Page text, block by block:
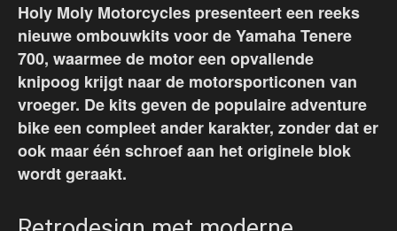
Holy Moly Motorcycles presenteert een reeks
nieuwe ombouwkits voor de Yamaha Tenere
700, waarmee de motor een opvallende
knipoog krijgt naar de motorsporticonen van
vroeger. De kits geven de populaire adventure
bike een compleet ander karakter, zonder dat er
ook maar één schroef aan het originele blok
wordt geraakt.